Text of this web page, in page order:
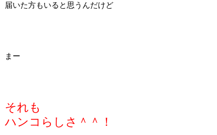
届いた方もいると思うんだけど
まー
それも
ハンコらしさ＾＾！